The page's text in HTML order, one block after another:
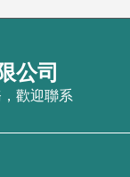
公司
歡迎聯系